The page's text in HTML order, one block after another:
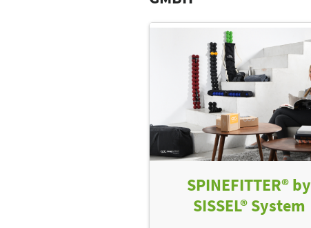
SPINEFITTER® by
SISSEL® System